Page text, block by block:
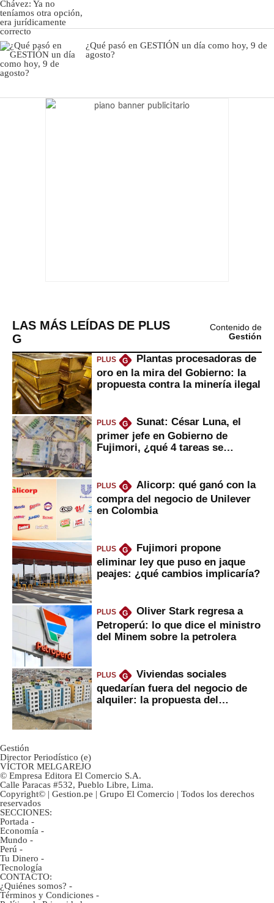
¿Qué pasó en GESTIÓN un día como hoy, 9 de
agosto?
LAS MÁS LEÍDAS DE PLUS
G
Contenido de
Gestión
PLUS G
Plantas procesadoras de
oro en la mira del Gobierno: la
propuesta contra la minería ilegal
PLUS G
Sunat: César Luna, el
primer jefe en Gobierno de
Fujimori, ¿qué 4 tareas se
PLUS G
Alicorp: qué ganó con la
compra del negocio de Unilever
en Colombia
PLUS G
Fujimori propone
eliminar ley que puso en jaque
peajes: ¿qué cambios implicaría?
PLUS G
Oliver Stark regresa a
Petroperú: lo que dice el ministro
del Minem sobre la petrolera
PLUS G
Viviendas sociales
quedarían fuera del negocio de
alquiler: la propuesta del
Gestión
Director Periodístico (e)
VÍCTOR MELGAREJO
© Empresa Editora El Comercio S.A.
Calle Paracas #532, Pueblo Libre, Lima.
Copyright© | Gestion.pe | Grupo El Comercio | Todos los derechos
reservados
SECCIONES:
Portada -
Economía -
Mundo -
Perú -
Tu Dinero -
Tecnología
CONTACTO:
¿Quiénes somos? -
Términos y Condiciones -